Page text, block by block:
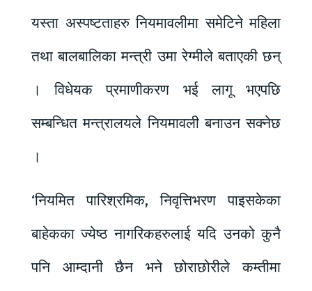
यस्ता अस्पष्टताहरु नियमावलीमा समेटिने महिला
तथा बालबालिका मन्त्री उमा रेग्मीले बताएकी छन्
। विधेयक प्रमाणीकरण भई लागू भएपछि
सम्बन्धित मन्त्रालयले नियमावली बनाउन सक्नेछ
।
‘नियमित पारिश्रमिक, निवृत्तिभरण पाइसकेका
बाहेकका ज्येष्ठ नागरिकहरुलाई यदि उनको कुनै
पनि आम्दानी छैन भने छोराछोरीले कम्तीमा